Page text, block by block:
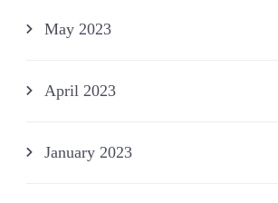
May 2023
April 2023
January 2023